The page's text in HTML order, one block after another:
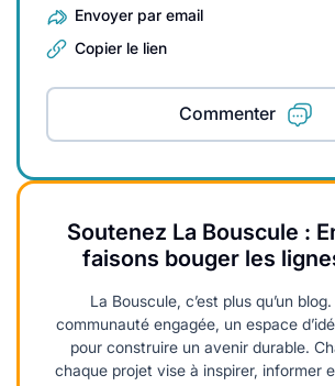
Envoyer par email
Copier le lien
Commenter
Soutenez La Bouscule :
faisons bouger les
La Bouscule, c’est plus qu’un blog.
communauté engagée, un espace
pour construire un avenir durable.
chaque projet vise à inspirer, informer